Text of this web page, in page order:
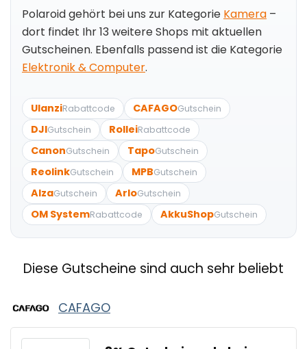
Polaroid gehört bei uns zur Kategorie Kamera –
dort findet Ihr 13 weitere Shops mit aktuellen
Gutscheinen. Ebenfalls passend ist die Kategorie
Elektronik & Computer.
UlanziRabattcode CAFAGOGutschein
DJIGutschein RolleiRabattcode
CanonGutschein TapoGutschein
ReolinkGutschein MPBGutschein
AlzaGutschein ArloGutschein
OM SystemRabattcode AkkuShopGutschein
Diese Gutscheine sind auch sehr beliebt
CAFAGO